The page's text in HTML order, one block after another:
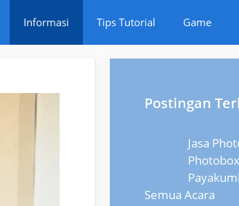
Informasi Tips Tutorial Game
Postingan
Jasa
Semua Acara